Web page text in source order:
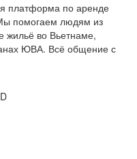
платформа по аренде
помогаем людям из
жильё во Вьетнаме,
ЮВА. Всё общение с